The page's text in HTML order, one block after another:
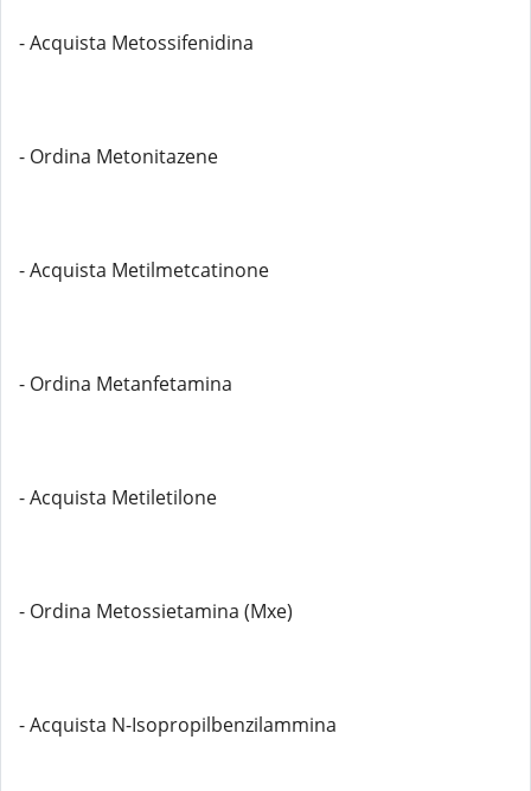
- Acquista Metossifenidina
- Ordina Metonitazene
- Acquista Metilmetcatinone
- Ordina Metanfetamina
- Acquista Metiletilone
- Ordina Metossietamina (Mxe)
- Acquista N-Isopropilbenzilammina